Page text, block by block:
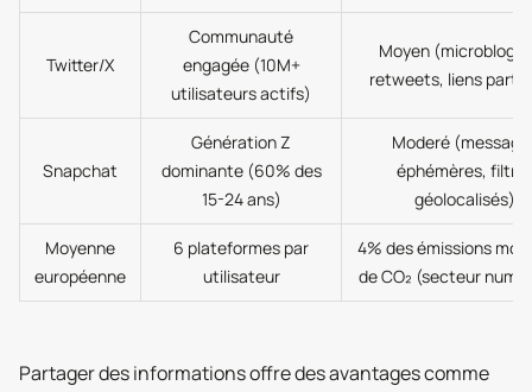
Twitter/X
Communauté
engagée (10M+
utilisateurs actifs)
Moyen
retweets, liens
Snapchat
Génération Z
dominante (60% des
15-24 ans)
Moderé
éphémères,
géolocalisés)
Moyenne
européenne
6 plateformes par
utilisateur
4% des émissions
de CO₂ (secteur
Partager des informations offre des avantages comme